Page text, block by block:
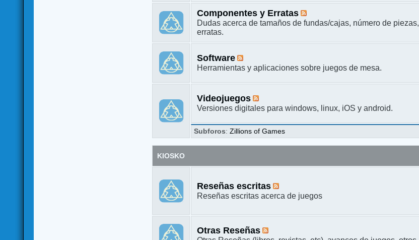
Componentes y Erratas
Dudas acerca de tamaños de fundas/cajas, número de piezas,
erratas.
Software
Herramientas y aplicaciones sobre juegos de mesa.
Videojuegos
Versiones digitales para windows, linux, iOS y android.
Subforos:Zillions of Games
KIOSKO
Reseñas escritas
Reseñas escritas acerca de juegos
Otras Reseñas